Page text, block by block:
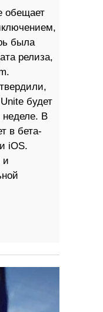
обещает
была
релиза,
будет
неделе. В
в бета-
iOS.
и